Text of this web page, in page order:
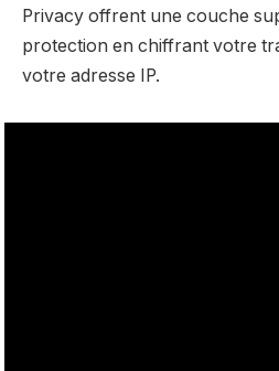
Privacy offrent une couche
protection en chiffrant votre
votre adresse IP.